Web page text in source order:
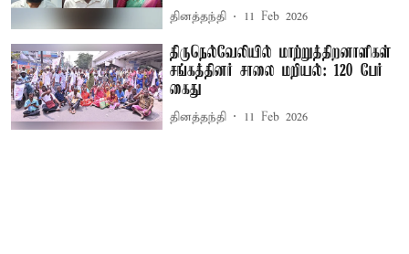
தினத்தந்தி 11 Feb 2026
திருநெல்வேலியில் மாற்றுத்திறனாளிகள்
சங்கத்தினர் சாலை மறியல்: 120 பேர்
கைது
தினத்தந்தி 11 Feb 2026